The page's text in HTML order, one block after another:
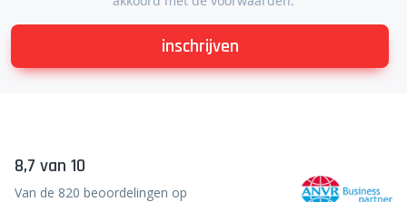
inschrijven
8,7 van 10
Van de 820 beoordelingen op